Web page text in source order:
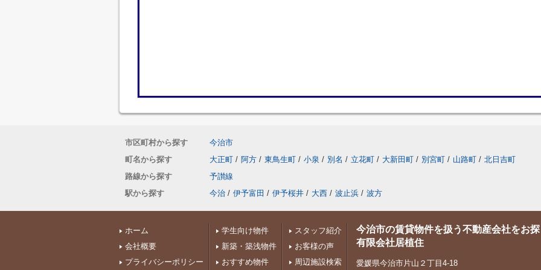
市区町村から探す
今治市
町名から探す
大正町 / 阿方 / 東鳥生町 / 小泉 / 別名 / 立花町 / 大新田町 / 別宮町 / 山路町 / 北日吉町
路線から探す
予讃線
駅から探す
今治 / 伊予富田 / 伊予桜井 / 大西 / 波止浜 / 波方
ホーム
会社概要
プライバシーポリシー
学生向け物件
新築・築浅物件
おすすめ物件
スタッフ紹介
お客様の声
周辺施設検索
今治市の賃貸物件を扱う不動産会社をお
有限会社居植住
愛媛県今治市片山２丁目4-18